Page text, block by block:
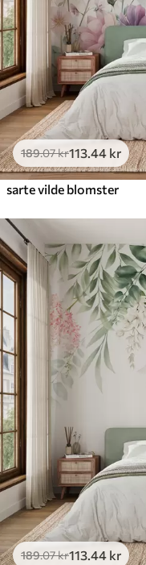
Premium vinyl
.67 310.00kr/m²
Peel and Stick
666.67400 .00
189.07kr113 .44 kr
sarte vilde blomster
189.07kr113 .44 kr